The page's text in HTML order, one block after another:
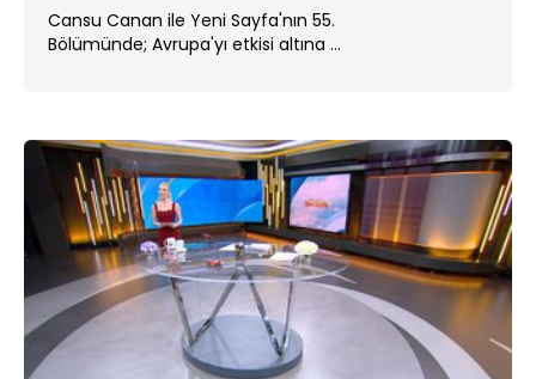
Cansu Canan ile Yeni Sayfa'nın 55.
Bölümünde; Avrupa'yı etkisi altına ...